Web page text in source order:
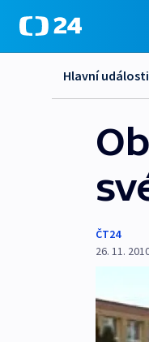
Hlavní události
ČT24
26. 11.